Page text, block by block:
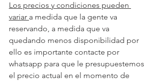
Los precios y condiciones pueden
variar a medida que la gente va
reservando, a medida que va
quedando menos disponibilidad por
ello es importante contacte por
whatsapp para que le presupuestemos
el precio actual en el momento de